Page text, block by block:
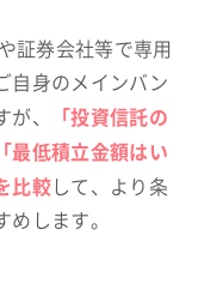
証券会社等で専用
自身のメインバン
が、
「投資信託の
最低積立金額はい
比較 して、より条
めします。